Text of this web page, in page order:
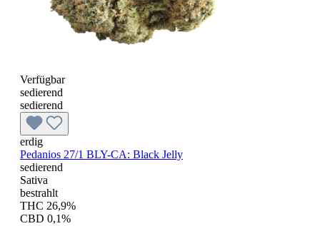
Verfügbar
sedierend
sedierend
erdig
Pedanios 27/1 BLY-CA: Black Jelly
sedierend
Sativa
bestrahlt
THC 26,9%
CBD 0,1%